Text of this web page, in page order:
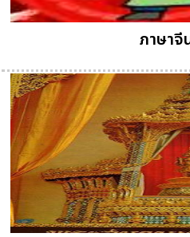
ภาษาจี